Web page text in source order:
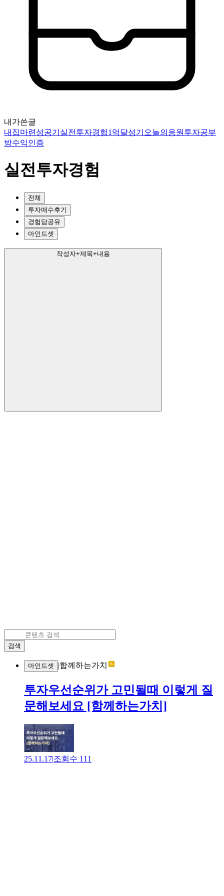
내가쓴글
내집마련성공기 실전투자경험1억달성기 오늘의응원 투자공부
방수익인증
실전투자경험
전체
투자매수후기
경험담공유
마인드셋
작성자+제목+내용
검색
마인드셋 |함께하는가치
투자우선순위가 고민될때 이렇게 질
문해보세요 [함께하는가치]
25.11.17|조회수 111